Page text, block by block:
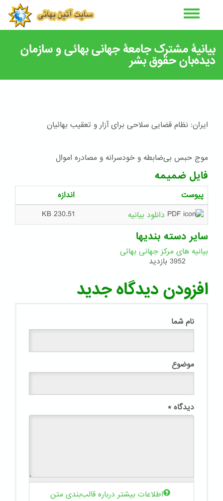
بیانیۀ مشترک جامعۀ جهانی بهائی و سازمان
دیده‌بان حقوق بشر
ایران: نظام قضایی سلاحی برای آزار و تعقیب بهائیان
موج حبس بی‌ضابطه و خودسرانه و مصادره اموال
فایل ضمیمه
پیوست
اندازه
دانلود بیانیه
230.51 KB
سایر دسته بندیها
بیانیه های مرکز جهانی بهائی
3952 بازدید
افزودن دیدگاه جدید
نام شما
موضوع
دیدگاه *
اطلاعات بیشتر درباره قالب‌بندی متن